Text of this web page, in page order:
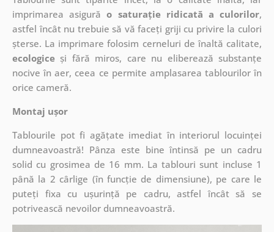
imprimarea asigurăo saturație ridicată a culorilor,
astfel încât nu trebuie să vă faceți griji cu privire la culori
șterse. La imprimare folosim cerneluri de înaltă calitate,
ecologiceși fără miros, care nu eliberează substanțe
nocive în aer, ceea ce permite amplasarea tablourilor în
orice cameră.
Montaj ușor
Tablourile pot fi agățate imediat în interiorul locuinței
dumneavoastră! Pânza este bine întinsă pe un cadru
solid cu grosimea de 16 mm. La tablouri sunt incluse 1
până la 2 cârlige (în funcție de dimensiune), pe care le
puteți fixa cu ușurință pe cadru, astfel încât să se
potrivească nevoilor dumneavoastră.